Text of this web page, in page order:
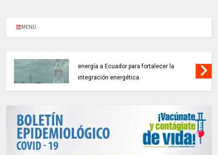
MENÚ
energía a Ecuador para fortalecer la
integración energética.